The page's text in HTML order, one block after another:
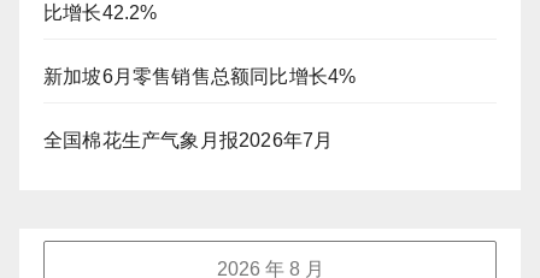
比增长42.2%
新加坡6月零售销售总额同比增长4%
全国棉花生产气象月报2026年7月
2026 年 8 月